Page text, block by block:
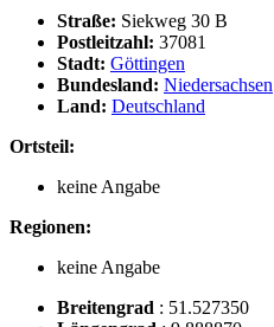
Straße: Siekweg 30 B
Postleitzahl: 37081
Stadt: Göttingen
Bundesland: Niedersachsen
Land: Deutschland
Ortsteil:
keine Angabe
Regionen:
keine Angabe
Breitengrad : 51.527350